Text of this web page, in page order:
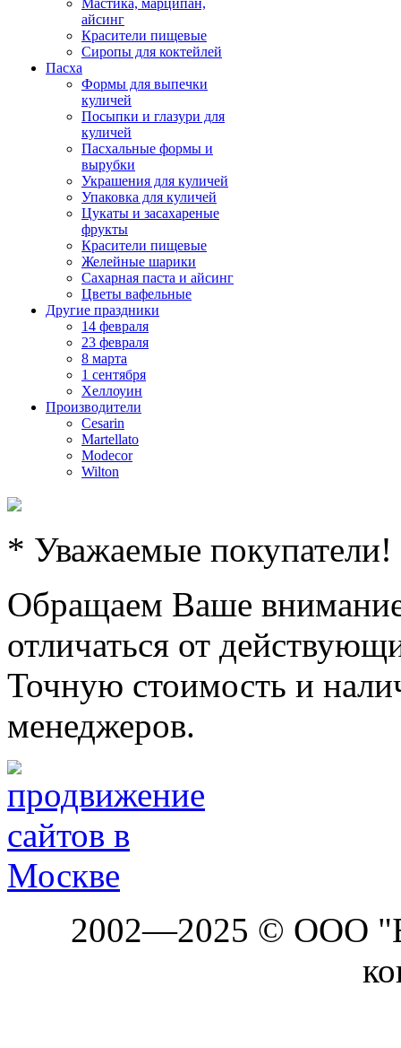
айсинг
Красители пищевые
Сиропы для коктейлей
Пасха
Формы для выпечки
куличей
Посыпки и глазури для
куличей
Пасхальные формы и
вырубки
Украшения для куличей
Упаковка для куличей
Цукаты и засахареные
фрукты
Красители пищевые
Желейные шарики
Сахарная паста и айсинг
Цветы вафельные
Другие праздники
14 февраля
23 февраля
8 марта
1 сентября
Хеллоуин
Производители
Cesarin
Martellato
Modecor
Wilton
* Уважаемые покупатели!
Обращаем Ваше
отличаться от
Точную стоимость и
менеджеров.
2002—2025 © ООО